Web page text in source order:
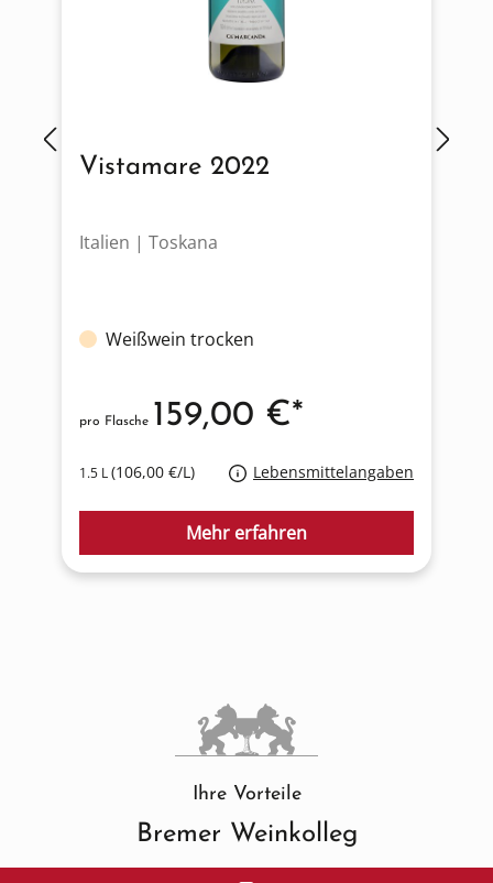
Vistamare 2022
Italien | Toskana
Weißwein trocken
1.5 L(106,00 €/L) Lebensmittelangaben
pro Flasche 159,00 €*
Mehr erfahren
Ihre Vorteile
Bremer Weinkolleg